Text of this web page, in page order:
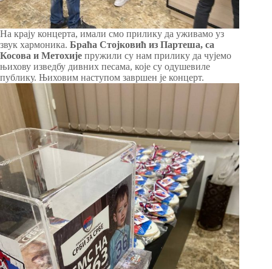
На крају концерта, имали смо прилику да уживамо уз
звук хармоника. Браћа Стојковић из Партеша, са
Косова и Метохије пружили су нам прилику да чујемо
њихову изведбу дивних песама, које су одушевиле
публику. Њиховим наступом завршен је концерт.